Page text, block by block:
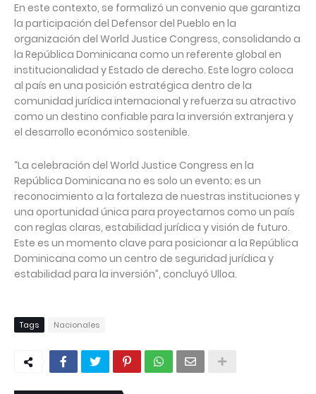
En este contexto, se formalizó un convenio que garantiza
la participación del Defensor del Pueblo en la
organización del World Justice Congress, consolidando a
la República Dominicana como un referente global en
institucionalidad y Estado de derecho. Este logro coloca
al país en una posición estratégica dentro de la
comunidad jurídica internacional y refuerza su atractivo
como un destino confiable para la inversión extranjera y
el desarrollo económico sostenible.
“La celebración del World Justice Congress en la
República Dominicana no es solo un evento; es un
reconocimiento a la fortaleza de nuestras instituciones y
una oportunidad única para proyectarnos como un país
con reglas claras, estabilidad jurídica y visión de futuro.
Este es un momento clave para posicionar a la República
Dominicana como un centro de seguridad jurídica y
estabilidad para la inversión”, concluyó Ulloa.
Tags Nacionales